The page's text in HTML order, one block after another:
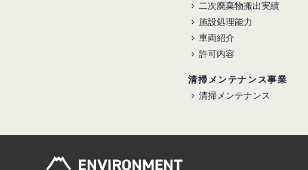
二次廃棄物搬出実績
施設処理能力
車両紹介
許可内容
清掃メンテナンス事業
清掃メンテナンス